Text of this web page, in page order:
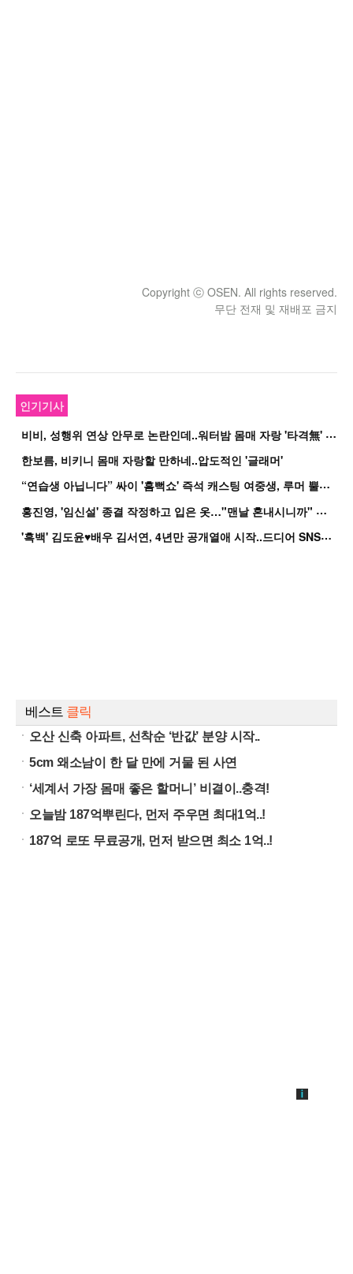
Copyright ⓒ OSEN. All rights reserved.
무단 전재 및 재배포 금지
인기기사
비
비, 성행위 연상 안무로 논란인데..워터밤 몸매 자랑 '타격無' 근황
한보름, 비키니 몸매 자랑할 만하네..압도적인 '글래머'
“
연습생 아닙니다” 싸이 '흠뻑쇼' 즉석 캐스팅 여중생, 루머 뿔났다[Oh!쎈 이...
홍
진영, '임신설' 종결 작정하고 입은 옷…"맨날 혼내시니까" 억울
'
흑백' 김도윤♥배우 김서연, 4년만 공개열애 시작..드디어 SNS에 노출 [핫피...